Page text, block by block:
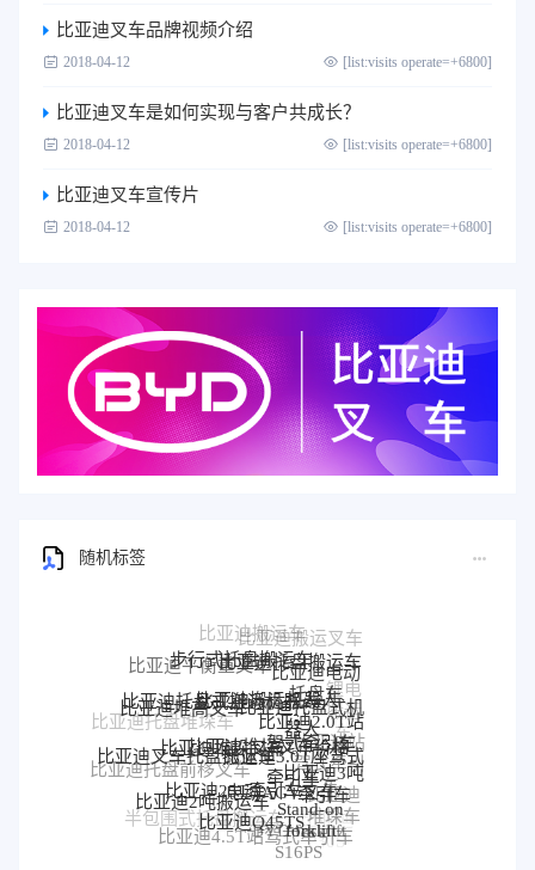
比亚迪叉车品牌视频介绍
2018-04-12 [list:visits operate=+6800]
比亚迪叉车是如何实现与客户共成长？
2018-04-12 [list:visits operate=+6800]
比亚迪叉车宣传片
2018-04-12 [list:visits operate=+6800]
随机标签
比亚迪平衡重叉车
步行式托盘搬运车
比亚迪托盘搬运车
比亚迪电动
托盘车锂电
搬运
车
比亚迪托盘堆垛车
比亚迪堆高叉车
比亚迪托盘式搬运机器人
比亚迪搬运机器人
比亚迪托盘式机
器人
比亚迪2.0T站
驾式牵引车
比亚迪站
驾式牵引
车
比亚迪托盘前移叉车
比亚迪叉车托盘搬运车
比亚迪堆垛叉车
比亚迪堆垛叉车价格
比亚迪3.0T座驾式
牵引车
比亚迪3吨
牵引车
比亚迪
堆垛车
比亚迪
P30S
比亚迪站驾式托盘搬运
车
比亚迪仓储叉车
半包围式托盘搬运车
比亚迪2吨搬运车
比亚迪25T牵引车
电动AGV叉车
Stand-on
forklift
BYD forklift
S16PS
比亚迪4.5T站驾式牵引车
比亚迪Q45TS